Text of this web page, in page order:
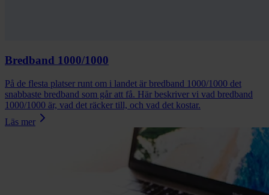
Bredband 1000/1000
På de flesta platser runt om i landet är bredband 1000/1000 det
snabbaste bredband som går att få. Här beskriver vi vad bredband
1000/1000 är, vad det räcker till, och vad det kostar.
Läs mer